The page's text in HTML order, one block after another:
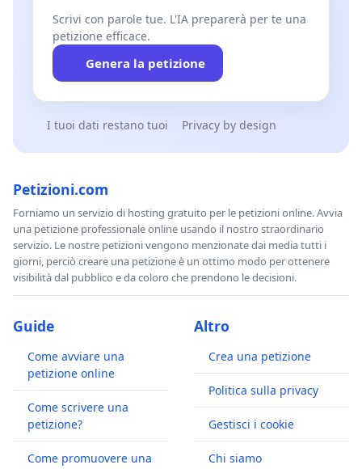
Scrivi con parole tue. L'IA preparerà per te una
petizione efficace.
Genera la petizione
I tuoi dati restano tuoi Privacy by design
Petizioni.com
Forniamo un servizio di hosting gratuito per le petizioni online. Avvia
una petizione professionale online usando il nostro straordinario
servizio. Le nostre petizioni vengono menzionate dai media tutti i
giorni, perciò creare una petizione è un ottimo modo per ottenere
visibilità dal pubblico e da coloro che prendono le decisioni.
Guide
Come avviare una
petizione online
Come scrivere una
petizione?
Come promuovere una
Altro
Crea una petizione
Politica sulla privacy
Gestisci i cookie
Chi siamo